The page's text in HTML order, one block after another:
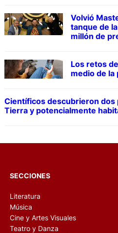
Volvió
tanque de
millón de
Los retos
medio de la
Científicos descubrieron dos
Tierra y potencialmente
SECCIONES
Literatura
Música
Cine y Artes Visuales
Teatro y Danza